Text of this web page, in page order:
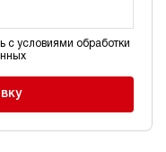
с условиями обработки